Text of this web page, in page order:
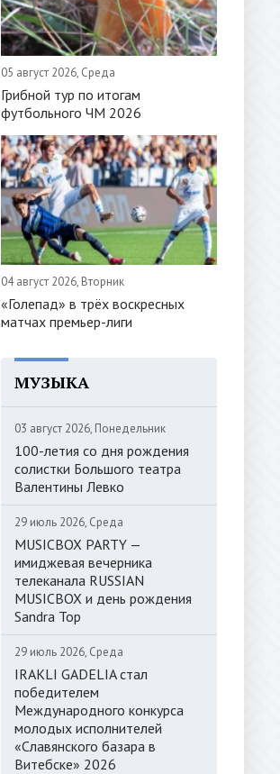
05 август 2026, Среда
Грибной тур по итогам
футбольного ЧМ 2026
04 август 2026, Вторник
«Голепад» в трёх воскресных
матчах премьер-лиги
МУЗЫКА
03 август 2026, Понедельник
100-летия со дня рождения
солистки Большого театра
Валентины Левко
29 июль 2026, Среда
MUSICBOX PARTY —
имиджевая вечерника
телеканала RUSSIAN
MUSICBOX и день рождения
Sandra Top
29 июль 2026, Среда
IRAKLI GADELIA стал
победителем
Международного конкурса
молодых исполнителей
«Славянского базара в
Витебске» 2026